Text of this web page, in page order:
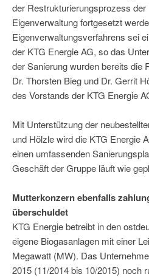
der Restrukturierungsprozess der
Eigenverwaltung fortgesetzt
Eigenverwaltungsverfahrens sei
der KTG Energie AG, so das
der Sanierung wurden bereits die
Dr. Thorsten Bieg und Dr. Gerrit
des Vorstands der KTG Energie
Mit Unterstützung der
und Hölzle wird die KTG Energie
einen umfassenden
Geschäft der Gruppe läuft wie
Mutterkonzern ebenfalls
überschuldet
KTG Energie betreibt in den
eigene Biogasanlagen mit einer
Megawatt (MW). Das
2015 (11/2014 bis 10/2015) noch